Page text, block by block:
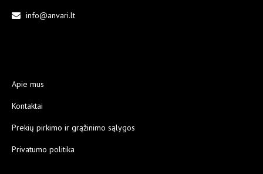
info@anvari.lt
Apie mus
Kontaktai
Prekių pirkimo ir grąžinimo sąlygos
Privatumo politika